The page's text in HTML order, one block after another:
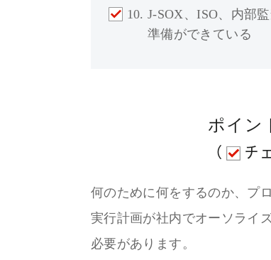
J-SOX、ISO、内部
準備ができている
ポイン
（ チ
何のために何をするのか、プ
実行計画が社内でオーソライ
必要があります。